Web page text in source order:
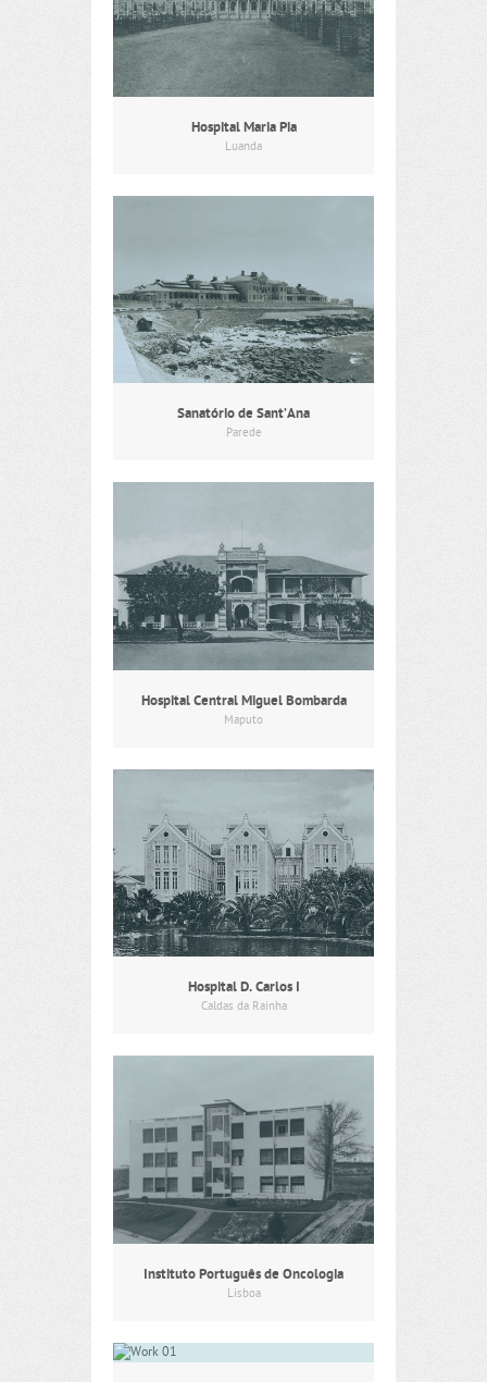
Hospital Maria Pia
Luanda
Sanatório de Sant’Ana
Parede
Hospital Central Miguel Bombarda
Maputo
Hospital D. Carlos I
Caldas da Rainha
Instituto Português de Oncologia
Lisboa